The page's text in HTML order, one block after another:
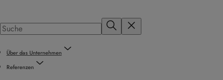
Über das Unternehmen
Referenzen